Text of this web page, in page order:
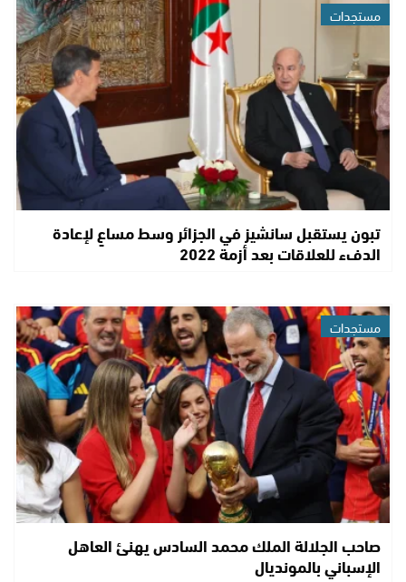
مستجدات
تبون يستقبل سانشيز في الجزائر وسط مساعٍ لإعادة
الدفء للعلاقات بعد أزمة 2022
مستجدات
صاحب الجلالة الملك محمد السادس يهنئ العاهل
الإسباني بالمونديال